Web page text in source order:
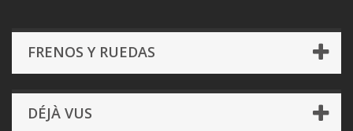
FRENOS Y RUEDAS
DÉJÀ VUS